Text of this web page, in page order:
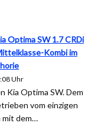
Optima SW 1.7 CRDi
Kombi im
Uhr
Kia Optima SW. Dem
vom einzigen
mit dem…